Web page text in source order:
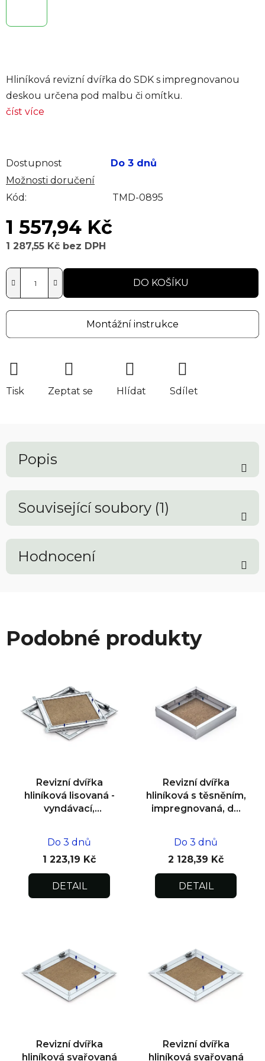
Hliníková revizní dvířka do SDK s impregnovanou
deskou určena pod malbu či omítku.
číst více
Dostupnost
Do 3 dnů
Možnosti doručení
Kód:
TMD-0895
1 557,94 Kč
1 287,55 Kč bez DPH
DO KOŠÍKU
Montážní instrukce
Tisk Zeptat se Hlídat Sdílet
Popis
Související soubory (1)
Hodnocení
Podobné produkty
Revizní dvířka
hliníková lisovaná -
vyndávací,
500x500x12,5
Do 3 dnů
1 223,19 Kč
DETAIL
Revizní dvířka
hliníková s těsněním,
impregnovaná, do
Do 3 dnů
2 128,39 Kč
DETAIL
Revizní dvířka
hliníková svařovaná
Revizní dvířka
hliníková svařovaná